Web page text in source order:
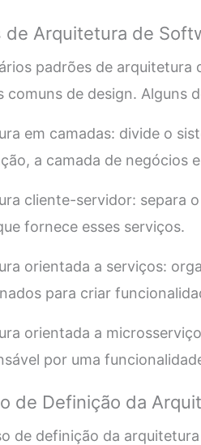
de Arquitetura de
padrões de
comuns de design. Alguns
em camadas: divide o
a camada de negócios
cliente-servidor: separa
fornece esses serviços.
orientada a serviços:
para criar
orientada a
por uma
de Definição da
de definição da